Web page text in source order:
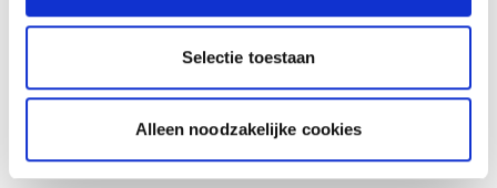
Selectie toestaan
Alleen noodzakelijke cookies